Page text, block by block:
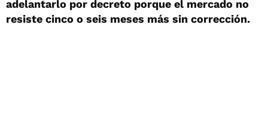
adelantarlo por decreto porque el mercado no
resiste cinco o seis meses más sin corrección.